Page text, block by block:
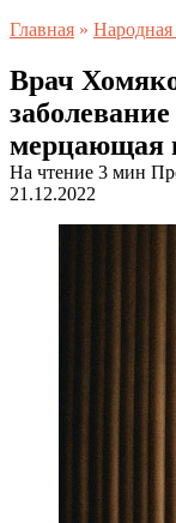
Главная »
Врач
мерцающая
На чтение 3 мин
21.12.2022